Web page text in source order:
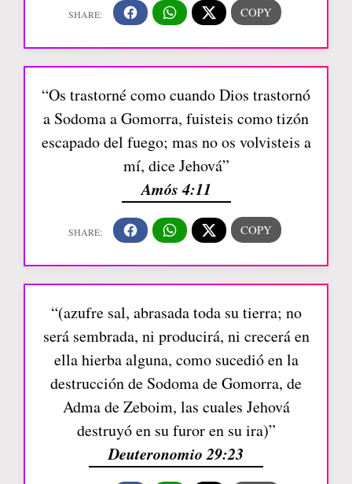
“Os trastorné como cuando Dios trastornó
a Sodoma a Gomorra, fuisteis como tizón
escapado del fuego; mas no os volvisteis a
mí, dice Jehová”
Amós 4:11
“(azufre sal, abrasada toda su tierra; no
será sembrada, ni producirá, ni crecerá en
ella hierba alguna, como sucedió en la
destrucción de Sodoma de Gomorra, de
Adma de Zeboim, las cuales Jehová
destruyó en su furor en su ira)”
Deuteronomio 29:23